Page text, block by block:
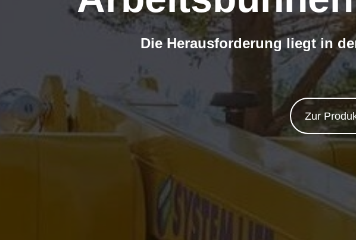
Die Herausforderung liegt in
Zur